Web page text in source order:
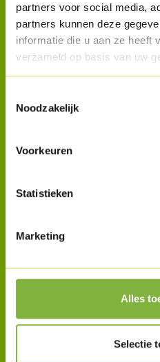
partners voor social media,
partners kunnen deze
informatie die u aan ze heeft
verzameld op basis van uw
Noodzakelijk
Voorkeuren
Statistieken
Marketing
Alles
Selectie